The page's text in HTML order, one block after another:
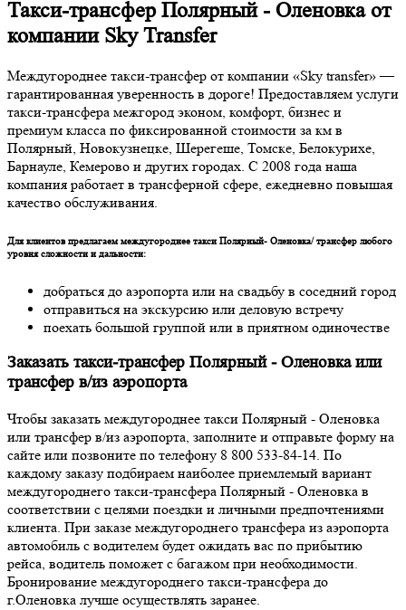
Такси-трансфер Полярный - Оленовка от
компании Sky Transfer
Междугороднее такси-трансфер от компании «Sky transfer» —
гарантированная уверенность в дороге! Предоставляем услуги
такси-трансфера межгород эконом, комфорт, бизнес и
премиум класса по фиксированной стоимости за км в
Полярный, Новокузнецке, Шерегеше, Томске, Белокурихе,
Барнауле, Кемерово и других городах. С 2008 года наша
компания работает в трансферной сфере, ежедневно повышая
качество обслуживания.
Для клиентов предлагаем междугороднее такси Полярный- Оленовка/ трансфер любого
уровня сложности и дальности:
добраться до аэропорта или на свадьбу в соседний город
отправиться на экскурсию или деловую встречу
поехать большой группой или в приятном одиночестве
Заказать такси-трансфер Полярный - Оленовка или
трансфер в/из аэропорта
Чтобы заказать междугороднее такси Полярный - Оленовка
или трансфер в/из аэропорта, заполните и отправьте форму на
сайте или позвоните по телефону 8 800 533-84-14. По
каждому заказу подбираем наиболее приемлемый вариант
междугороднего такси-трансфера Полярный - Оленовка в
соответствии с целями поездки и личными предпочтениями
клиента. При заказе междугороднего трансфера из аэропорта
автомобиль с водителем будет ожидать вас по прибытию
рейса, водитель поможет с багажом при необходимости.
Бронирование междугороднего такси-трансфера до
г.Оленовка лучше осуществлять заранее.